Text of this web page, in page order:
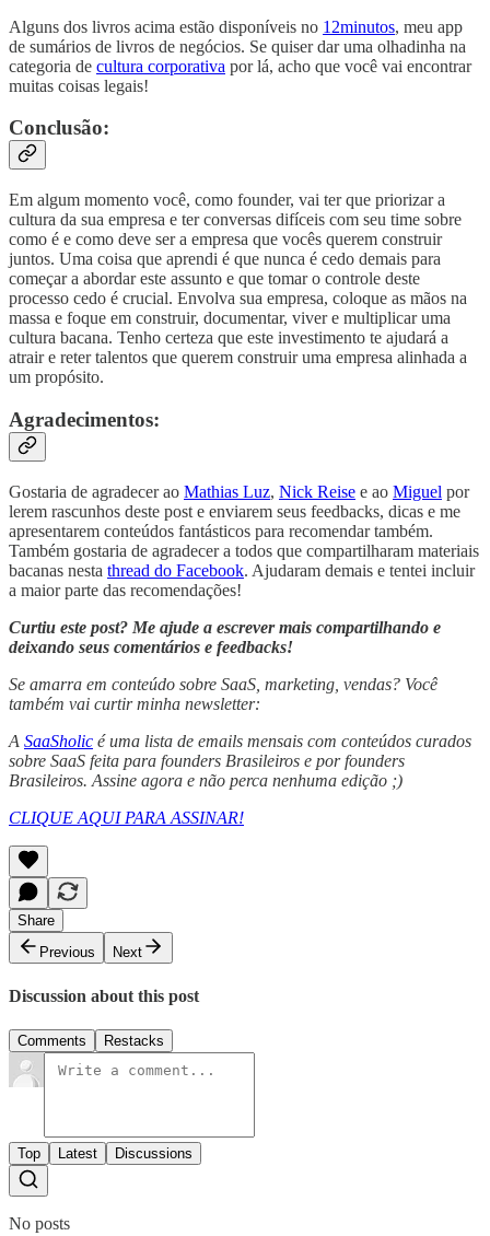
Alguns dos livros acima estão disponíveis no 12minutos, meu app
de sumários de livros de negócios. Se quiser dar uma olhadinha na
categoria de cultura corporativa por lá, acho que você vai encontrar
muitas coisas legais!
Conclusão:
Em algum momento você, como founder, vai ter que priorizar a
cultura da sua empresa e ter conversas difíceis com seu time sobre
como é e como deve ser a empresa que vocês querem construir
juntos. Uma coisa que aprendi é que nunca é cedo demais para
começar a abordar este assunto e que tomar o controle deste
processo cedo é crucial. Envolva sua empresa, coloque as mãos na
massa e foque em construir, documentar, viver e multiplicar uma
cultura bacana. Tenho certeza que este investimento te ajudará a
atrair e reter talentos que querem construir uma empresa alinhada a
um propósito.
Agradecimentos:
Gostaria de agradecer ao Mathias Luz, Nick Reise e ao Miguel por
lerem rascunhos deste post e enviarem seus feedbacks, dicas e me
apresentarem conteúdos fantásticos para recomendar também.
Também gostaria de agradecer a todos que compartilharam materiais
bacanas nesta thread do Facebook. Ajudaram demais e tentei incluir
a maior parte das recomendações!
Curtiu este post? Me ajude a escrever mais compartilhando e
deixando seus comentários e feedbacks!
Se amarra em conteúdo sobre SaaS, marketing, vendas? Você
também vai curtir minha newsletter:
A SaaSholic é uma lista de emails mensais com conteúdos curados
sobre SaaS feita para founders Brasileiros e por founders
Brasileiros. Assine agora e não perca nenhuma edição ;)
CLIQUE AQUI PARA ASSINAR!
Share
Previous
Next
Discussion about this post
Comments Restacks
Top Latest Discussions
No posts